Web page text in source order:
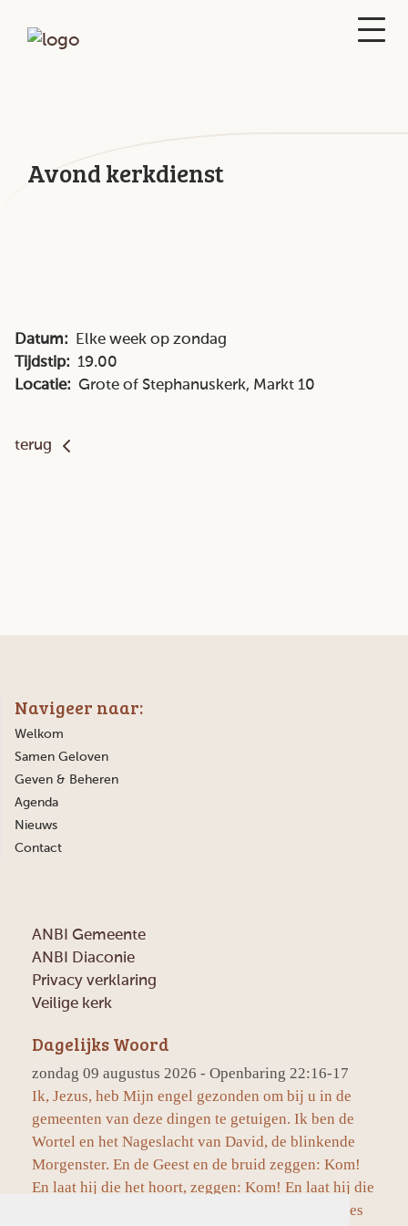
Avond kerkdienst
Datum:
Elke week op zondag
Tijdstip: 19.00
Locatie: Grote of Stephanuskerk, Markt 10
terug
Navigeer naar:
Welkom
Samen Geloven
Geven & Beheren
Agenda
Nieuws
Contact
ANBI Gemeente
ANBI Diaconie
Privacy verklaring
Veilige kerk
Dagelijks Woord
zondag 09 augustus 2026 - Openbaring 22:16-17
Ik, Jezus, heb Mijn engel gezonden om bij u in de
gemeenten van deze dingen te getuigen. Ik ben de
Wortel en het Nageslacht van David, de blinkende
Morgenster. En de Geest en de bruid zeggen: Kom!
En laat hij die het hoort, zeggen: Kom! En laat hij die
dorst heeft, komen; en laat hij die wil, het water des